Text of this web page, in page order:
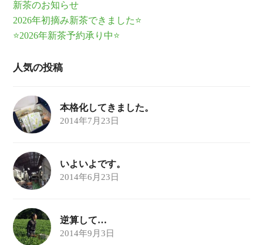
新茶のお知らせ
2026年初摘み新茶できました⭐
⭐2026年新茶予約承り中⭐
人気の投稿
本格化してきました。
2014年7月23日
いよいよです。
2014年6月23日
逆算して…
2014年9月3日